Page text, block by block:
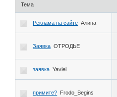
Тема
Реклама на сайте Алина
Заявка ОТРОДЬЕ
заявка Yaviel
примите? Frodo_Begins